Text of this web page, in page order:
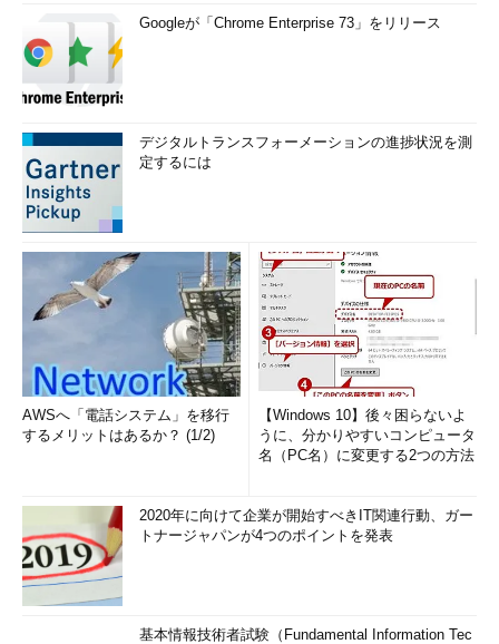
Googleが「Chrome Enterprise 73」をリリース
デジタルトランスフォーメーションの進捗状況を測
定するには
AWSへ「電話システム」を移行
するメリットはあるか？ (1/2)
【Windows 10】後々困らないよ
うに、分かりやすいコンピュータ
名（PC名）に変更する2つの方法
2020年に向けて企業が開始すべきIT関連行動、ガー
トナージャパンが4つのポイントを発表
基本情報技術者試験（Fundamental Information Tec